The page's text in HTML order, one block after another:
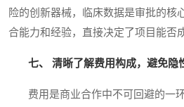
险的创新器械，临床数据是审批的核
合能力和经验，直接决定了项目能否
七、 清晰了解费用构成，避免隐
费用是商业合作中不可回避的一